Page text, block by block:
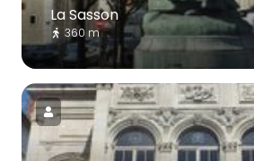
La Sasson
360 m